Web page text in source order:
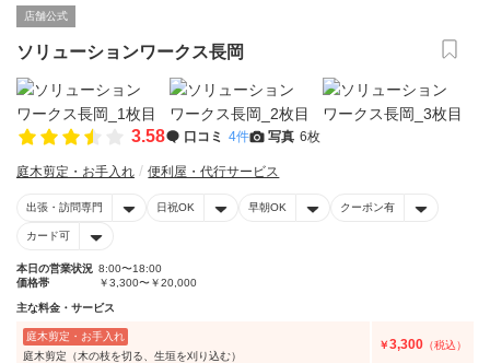
店舗公式
ソリューションワークス長岡
3.58 口コミ 4件 写真 6枚
庭木剪定・お手入れ 便利屋・代行サービス
出張・訪問専門 日祝OK 早朝OK クーポン有
カード可
本日の営業状況 8:00〜18:00
価格帯
￥3,300〜￥20,000
主な料金・サービス
庭木剪定・お手入れ
庭木剪定（木の枝を切る、生垣を刈り込む）
￥3,300 （税込）